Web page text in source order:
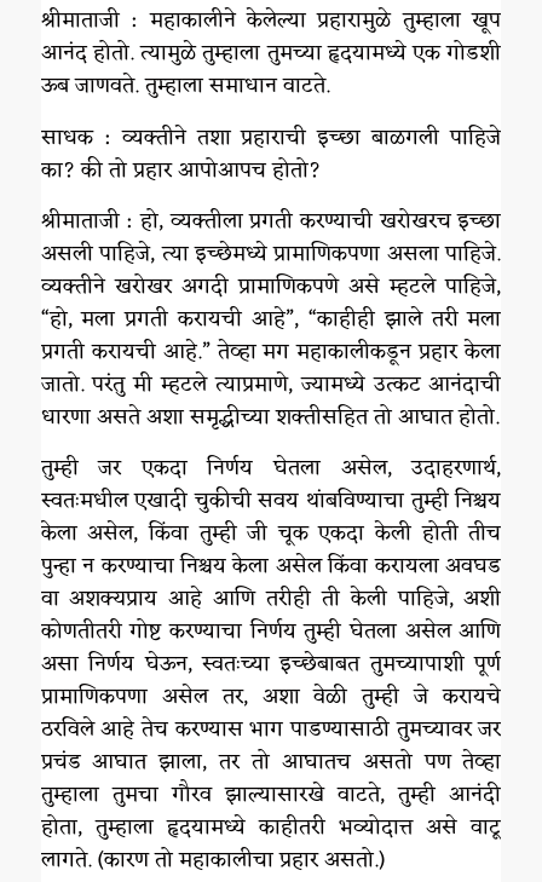
श्रीमाताजी : महाकालीने केलेल्या प्रहारामुळे तुम्हाला खूप
आनंद होतो. त्यामुळे तुम्हाला तुमच्या हृदयामध्ये एक गोडशी
ऊब जाणवते. तुम्हाला समाधान वाटते.
साधक : व्यक्तीने तशा प्रहाराची इच्छा बाळगली पाहिजे
का? की तो प्रहार आपोआपच होतो?
श्रीमाताजी : हो, व्यक्तीला प्रगती करण्याची खरोखरच इच्छा
असली पाहिजे, त्या इच्छेमध्ये प्रामाणिकपणा असला पाहिजे.
व्यक्तीने खरोखर अगदी प्रामाणिकपणे असे म्हटले पाहिजे,
“हो, मला प्रगती करायची आहे”, “काहीही झाले तरी मला
प्रगती करायची आहे.” तेव्हा मग महाकालीकडून प्रहार केला
जातो. परंतु मी म्हटले त्याप्रमाणे, ज्यामध्ये उत्कट आनंदाची
धारणा असते अशा समृद्धीच्या शक्तीसहित तो आघात होतो.
तुम्ही जर एकदा निर्णय घेतला असेल, उदाहरणार्थ,
स्वतःमधील एखादी चुकीची सवय थांबविण्याचा तुम्ही निश्चय
केला असेल, किंवा तुम्ही जी चूक एकदा केली होती तीच
पुन्हा न करण्याचा निश्चय केला असेल किंवा करायला अवघड
वा अशक्यप्राय आहे आणि तरीही ती केली पाहिजे, अशी
कोणतीतरी गोष्ट करण्याचा निर्णय तुम्ही घेतला असेल आणि
असा निर्णय घेऊन, स्वतःच्या इच्छेबाबत तुमच्यापाशी पूर्ण
प्रामाणिकपणा असेल तर, अशा वेळी तुम्ही जे करायचे
ठरविले आहे तेच करण्यास भाग पाडण्यासाठी तुमच्यावर जर
प्रचंड आघात झाला, तर तो आघातच असतो पण तेव्हा
तुम्हाला तुमचा गौरव झाल्यासारखे वाटते, तुम्ही आनंदी
होता, तुम्हाला हृदयामध्ये काहीतरी भव्योदात्त असे वाटू
लागते. (कारण तो महाकालीचा प्रहार असतो.)